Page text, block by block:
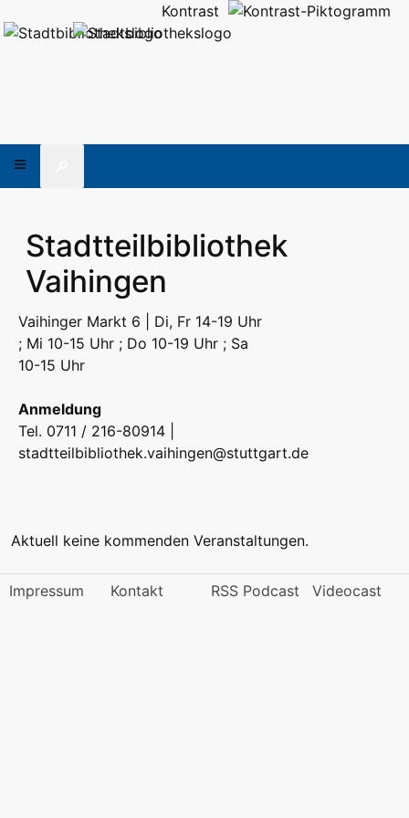
Kontrast
Stadtteilbibliothek
Vaihingen
Vaihinger Markt 6 | Di, Fr 14-19 Uhr
; Mi 10-15 Uhr ; Do 10-19 Uhr ; Sa
10-15 Uhr
Anmeldung
Tel. 0711 / 216-80914 |
stadtteilbibliothek.vaihingen@stuttgart.de
Aktuell keine kommenden Veranstaltungen.
Impressum Kontakt RSS Podcast Videocast